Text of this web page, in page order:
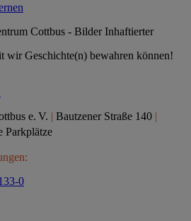
wir Geschichte(n) bewahren können!
e. V. | Bautzener Straße 140 |
Parkplätze
0